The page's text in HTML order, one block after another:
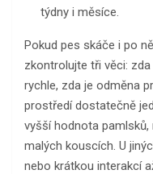
týdny i měsíce.
Pokud pes skáče i po
zkontrolujte tři věci:
rychle, zda je odměna
prostředí dostatečně
vyšší hodnota
malých kouscích. U
nebo krátkou interakcí